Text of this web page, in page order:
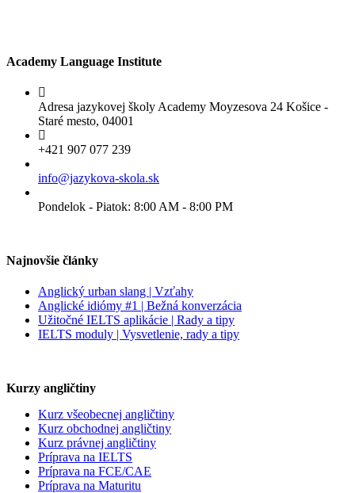
Academy Language Institute
Adresa jazykovej školy Academy Moyzesova 24 Košice -
Staré mesto, 04001
+421 907 077 239
info@jazykova-skola.sk
Pondelok - Piatok: 8:00 AM - 8:00 PM
Najnovšie články
Anglický urban slang | Vzťahy
Anglické idiómy #1 | Bežná konverzácia
Užitočné IELTS aplikácie | Rady a tipy
IELTS moduly | Vysvetlenie, rady a tipy
Kurzy angličtiny
Kurz všeobecnej angličtiny
Kurz obchodnej angličtiny
Kurz právnej angličtiny
Príprava na IELTS
Príprava na FCE/CAE
Príprava na Maturitu